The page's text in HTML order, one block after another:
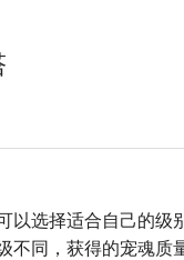
以选择适合自己的级
不同，获得的宠魂质